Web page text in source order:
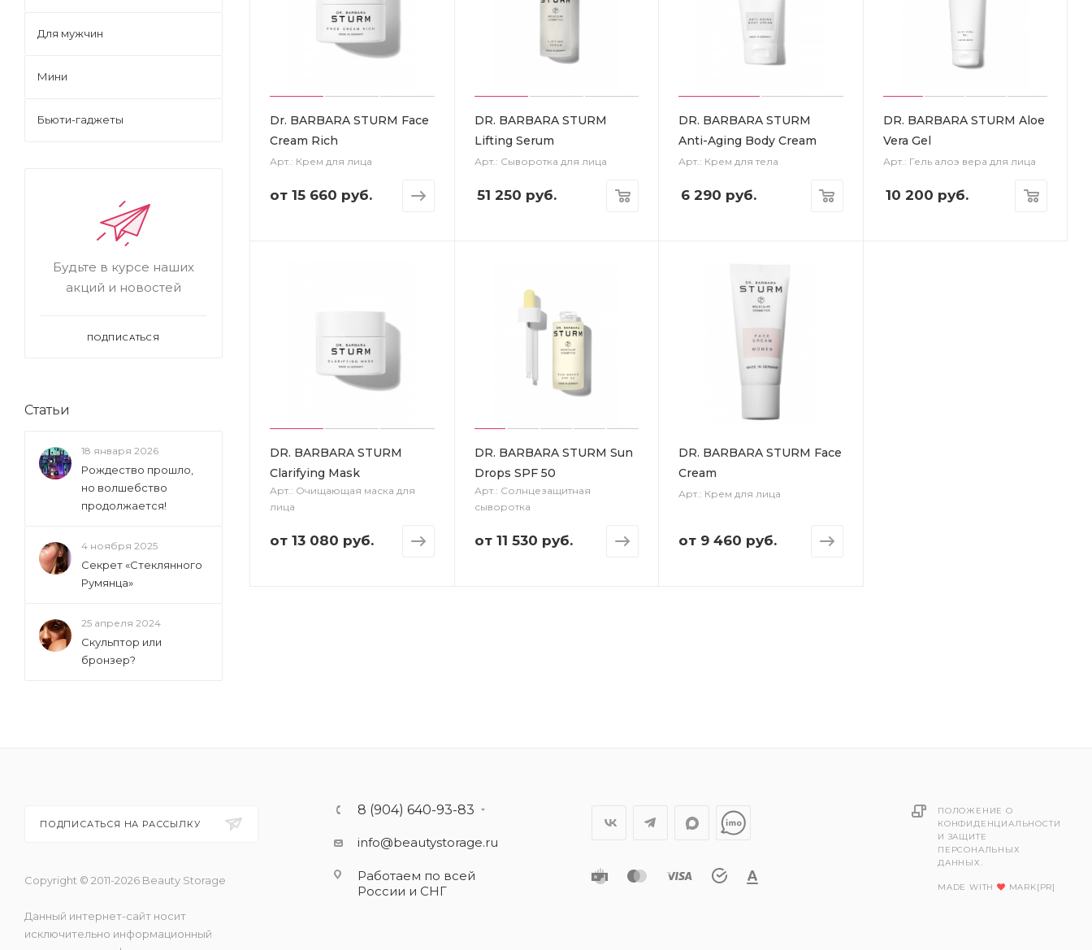
Dr. BARBARA STURM Face
Cream Rich
Арт.: Крем для лица
от 15 660 руб.
DR. BARBARA STURM
Lifting Serum
Арт.: Сыворотка для лица
51 250 руб.
DR. BARBARA STURM
Anti-Aging Body Cream
Арт.: Крем для тела
6 290 руб.
DR. BARBARA STURM Aloe
Vera Gel
Арт.: Гель алоэ вера для лица
10 200 руб.
DR. BARBARA STURM
Clarifying Mask
Арт.: Очищающая маска для
лица
от 13 080 руб.
DR. BARBARA STURM Sun
Drops SPF 50
Арт.: Солнцезащитная
сыворотка
от 11 530 руб.
DR. BARBARA STURM Face
Cream
Арт.: Крем для лица
от 9 460 руб.
Для мужчин
Мини
Бьюти-гаджеты
Будьте в курсе наших
акций и новостей
ПОДПИСАТЬСЯ
Статьи
18 января 2026
Рождество прошло,
но волшебство
продолжается!
4 ноября 2025
Секрет «Стеклянного
Румянца»
25 апреля 2024
Скульптор или
бронзер?
ПОДПИСАТЬСЯ НА РАССЫЛКУ
Copyright © 2011-2026 Beauty Storage
Данный интернет-сайт носит
исключительно информационный
8 (904) 640-93-83
info@beautystorage.ru
Работаем по всей
России и СНГ
ПОЛОЖЕНИЕ О
КОНФИДЕНЦИАЛЬНОСТИ
И ЗАЩИТЕ
ПЕРСОНАЛЬНЫХ
ДАННЫХ.
MADE WITH MARK[PR]